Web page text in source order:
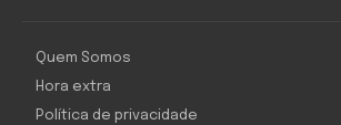
Quem Somos
Hora extra
Política de privacidade